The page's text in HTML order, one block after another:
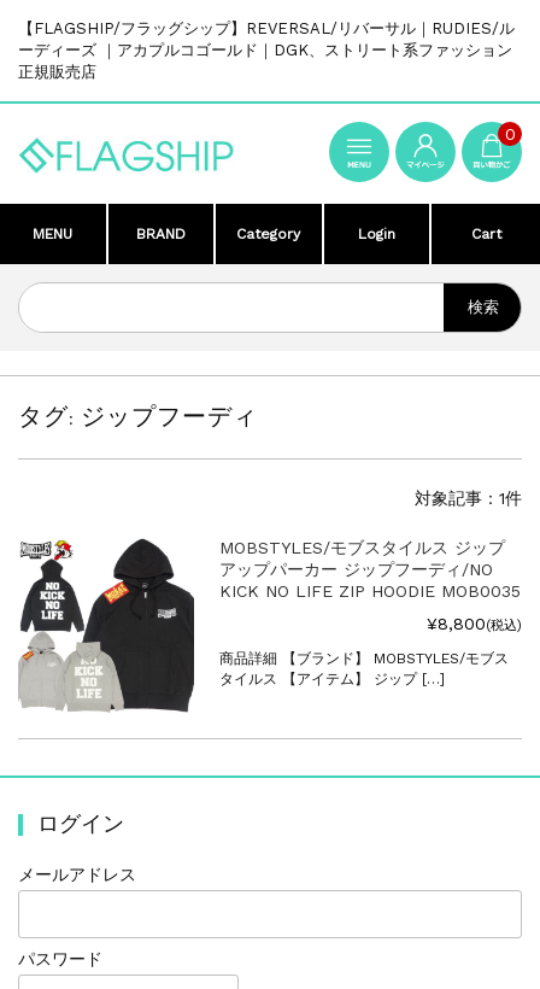
【FLAGSHIP/フラッグシップ】REVERSAL/リバーサル｜RUDIES/ル
ーディーズ ｜アカプルコゴールド｜DGK、ストリート系ファッション
正規販売店
0
MENU BRAND Category Login Cart
タグ: ジップフーディ
対象記事：1件
MOBSTYLES/モブスタイルス ジップ
アップパーカー ジップフーディ/NO
KICK NO LIFE ZIP HOODIE MOB0035
¥8,800(税込)
商品詳細 【ブランド】 MOBSTYLES/モブス
タイルス 【アイテム】 ジップ […]
ログイン
メールアドレス
パスワード